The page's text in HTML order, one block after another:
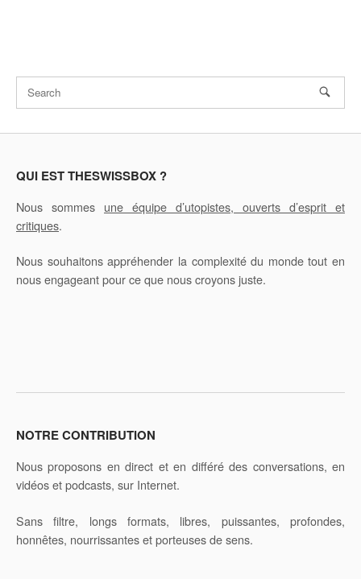
QUI EST THESWISSBOX ?
Nous sommes une équipe d’utopistes, ouverts d’esprit et
critiques.
Nous souhaitons appréhender la complexité du monde tout en
nous engageant pour ce que nous croyons juste.
NOTRE CONTRIBUTION
Nous proposons en direct et en différé des conversations, en
vidéos et podcasts, sur Internet.
Sans filtre, longs formats, libres, puissantes, profondes,
honnêtes, nourrissantes et porteuses de sens.